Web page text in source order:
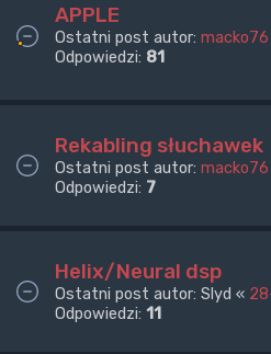
APPLE
Ostatni post autor: macko76
Odpowiedzi: 81
Rekabling słuchawek
Ostatni post autor: macko76
Odpowiedzi: 7
Helix/Neural dsp
Ostatni post autor: Slyd «
Odpowiedzi: 11